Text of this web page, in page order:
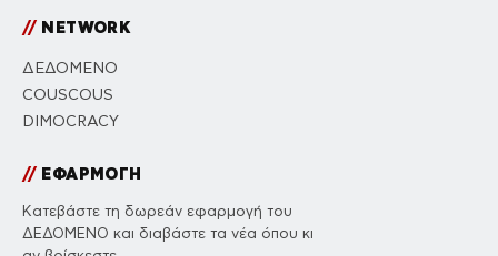
//NETWORK
ΔΕΔΟΜΕΝΟ
COUSCOUS
DIMOCRACY
//ΕΦΑΡΜΟΓΗ
Κατεβάστε τη δωρεάν εφαρμογή του
ΔΕΔΟΜΕΝΟ και διαβάστε τα νέα όπου κι